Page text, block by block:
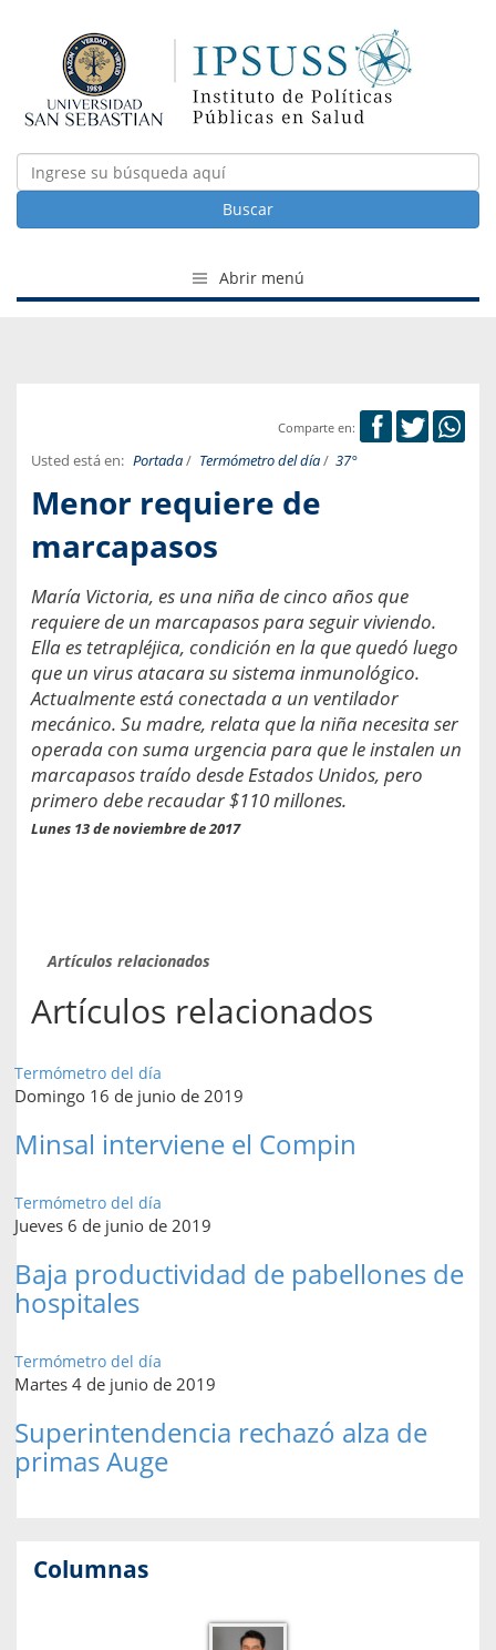
Buscar
Abrir menú
Comparte en:
Usted está en: Portada/ Termómetro del día/ 37°
Menor requiere de
marcapasos
María Victoria, es una niña de cinco años que
requiere de un marcapasos para seguir viviendo.
Ella es tetrapléjica, condición en la que quedó luego
que un virus atacara su sistema inmunológico.
Actualmente está conectada a un ventilador
mecánico. Su madre, relata que la niña necesita ser
operada con suma urgencia para que le instalen un
marcapasos traído desde Estados Unidos, pero
primero debe recaudar $110 millones.
Lunes 13 de noviembre de 2017
Artículos relacionados
Artículos relacionados
Termómetro del día
Domingo 16 de junio de 2019
Minsal interviene el Compin
Termómetro del día
Jueves 6 de junio de 2019
Baja productividad de pabellones de
hospitales
Termómetro del día
Martes 4 de junio de 2019
Superintendencia rechazó alza de
primas Auge
Columnas